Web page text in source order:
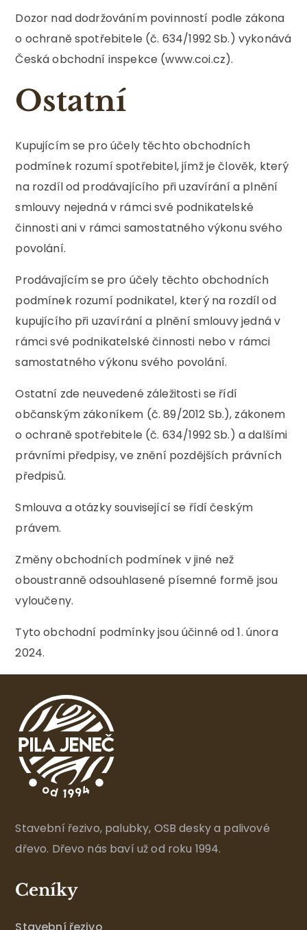
Dozor nad dodržováním povinností podle zákona
o ochraně spotřebitele (č. 634/1992 Sb.) vykonává
Česká obchodní inspekce (www.coi.cz).
Ostatní
Kupujícím se pro účely těchto obchodních
podmínek rozumí spotřebitel, jímž je člověk, který
na rozdíl od prodávajícího při uzavírání a plnění
smlouvy nejedná v rámci své podnikatelské
činnosti ani v rámci samostatného výkonu svého
povolání.
Prodávajícím se pro účely těchto obchodních
podmínek rozumí podnikatel, který na rozdíl od
kupujícího při uzavírání a plnění smlouvy jedná v
rámci své podnikatelské činnosti nebo v rámci
samostatného výkonu svého povolání.
Ostatní zde neuvedené záležitosti se řídí
občanským zákoníkem (č. 89/2012 Sb.), zákonem
o ochraně spotřebitele (č. 634/1992 Sb.) a dalšími
právními předpisy, ve znění pozdějších právních
předpisů.
Smlouva a otázky související se řídí českým
právem.
Změny obchodních podmínek v jiné než
oboustranně odsouhlasené písemné formě jsou
vyloučeny.
Tyto obchodní podmínky jsou účinné od 1. února
2024.
Stavební řezivo, palubky, OSB desky a palivové
dřevo. Dřevo nás baví už od roku 1994.
Ceníky